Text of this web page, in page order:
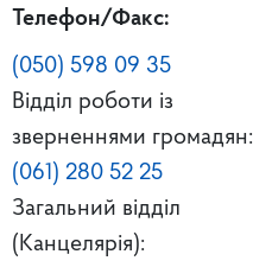
Телефон/Факс:
(050) 598 09 35
Відділ роботи із
зверненнями громадян:
(061) 280 52 25
Загальний відділ
(Канцелярія):